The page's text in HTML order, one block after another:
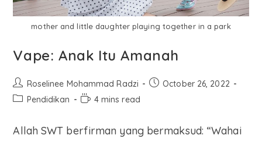
mother and little daughter playing together in a park
Vape: Anak Itu Amanah
Roselinee Mohammad Radzi
October 26, 2022
Pendidikan
4 mins read
Allah SWT berfirman yang bermaksud: “Wahai